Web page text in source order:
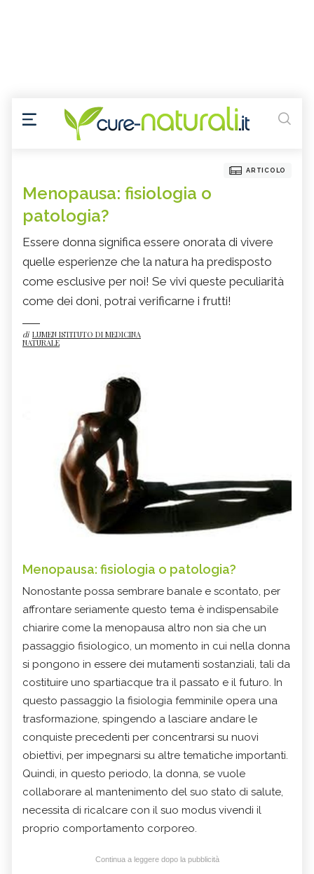
ARTICOLO
Menopausa: fisiologia o
patologia?
Essere donna significa essere onorata di vivere
quelle esperienze che la natura ha predisposto
come esclusive per noi! Se vivi queste peculiarità
come dei doni, potrai verificarne i frutti!
di LUMEN ISTITUTO DI MEDICINA
NATURALE
Menopausa: fisiologia o patologia?
Nonostante possa sembrare banale e scontato, per
affrontare seriamente questo tema è indispensabile
chiarire come la menopausa altro non sia che un
passaggio fisiologico, un momento in cui nella donna
si pongono in essere dei mutamenti sostanziali, tali da
costituire uno spartiacque tra il passato e il futuro. In
questo passaggio la fisiologia femminile opera una
trasformazione, spingendo a lasciare andare le
conquiste precedenti per concentrarsi su nuovi
obiettivi, per impegnarsi su altre tematiche importanti.
Quindi, in questo periodo, la donna, se vuole
collaborare al mantenimento del suo stato di salute,
necessita di ricalcare con il suo modus vivendi il
proprio comportamento corporeo.
Continua a leggere dopo la pubblicità